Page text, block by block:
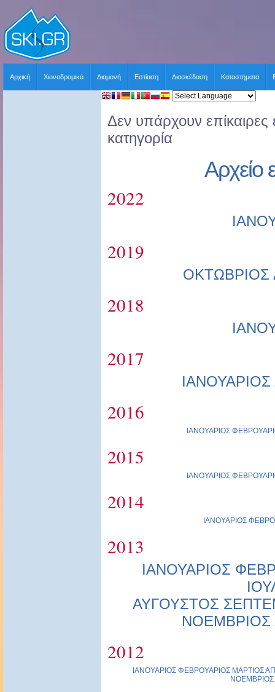
Αρχική Χιονοδρομικά Διαμονή Εστίαση Διασκέδαση Καταστήματα
Δεν υπάρχουν επίκαιρες
κατηγορία
Αρχείο
2022
2019
ΟΚΤΩΒΡΙΟΣ
2018
2017
ΙΑΝΟΥΑΡΙΟΣ
2016
ΙΑΝΟΥΑΡΙΟΣ
2015
ΙΑΝΟΥΑΡΙΟΣ
2014
ΙΑΝΟΥΑΡΙΟΣ
2013
ΙΑΝΟΥΑΡΙΟΣ
ΑΥΓΟΥΣΤΟΣ
ΝΟΕΜΒΡΙΟΣ
2012
ΙΑΝΟΥΑΡΙΟΣ ΦΕΒΡΟΥΑΡΙΟΣ ΜΑΡΤΙΟΣ
ΝΟΕΜΒΡΙΟΣ